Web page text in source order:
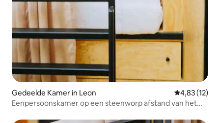
Gedeelde Kamer in Leon Gemiddelde
4,83 (12)
Eenpersoonskamer op een steenworp afstand van het